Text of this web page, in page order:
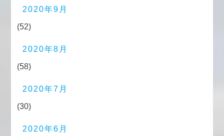
2020年9月
(52)
2020年8月
(58)
2020年7月
(30)
2020年6月